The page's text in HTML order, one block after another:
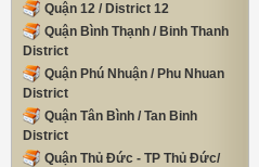
Quận 12 / District 12
Quận Bình Thạnh / Binh Thanh
District
Quận Phú Nhuận / Phu Nhuan
District
Quận Tân Bình / Tan Binh
District
Quận Thủ Đức - TP Thủ Đức/